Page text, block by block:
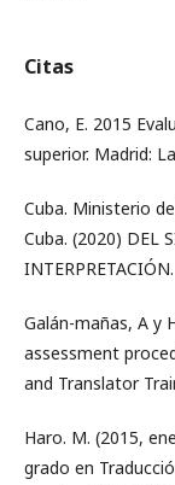
Citas
Cano, E. 2015
superior. Madrid:
Cuba. Ministerio
Cuba. (2020) DEL
INTERPRETACIÓN.
Galán-mañas, A y
assessment
and Translator
Haro. M. (2015,
grado en